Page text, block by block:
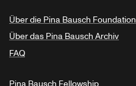
Über die Pina Bausch Foundation
Über das Pina Bausch Archiv
FAQ
Pina Bausch Fellowship